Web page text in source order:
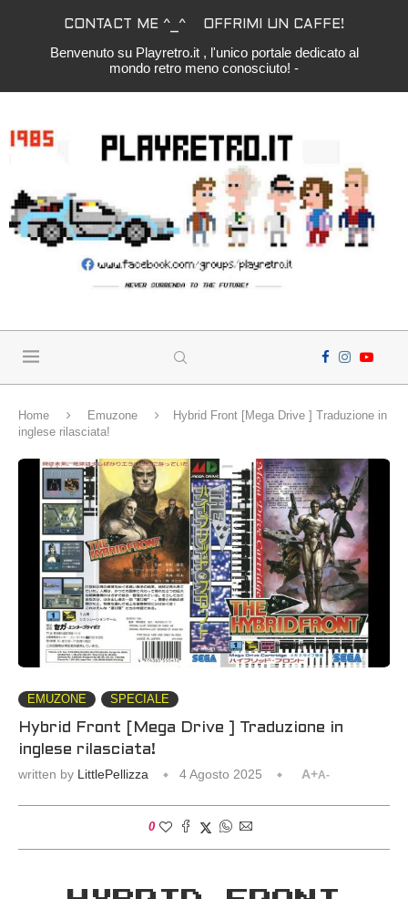
CONTACT ME ^_^ OFFRIMI UN CAFFE!
Benvenuto su Playretro.it , l'unico portale dedicato al
mondo retro meno conosciuto! -
Home Emuzone
Hybrid Front [Mega Drive ] Traduzione in
inglese rilasciata!
EMUZONE SPECIALE
Hybrid Front [Mega Drive ] Traduzione in
inglese rilasciata!
written by LittlePellizza 4 Agosto 2025 A+A-
0